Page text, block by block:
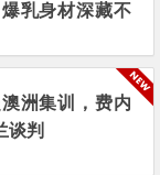
乳身材深藏不
洲集训，费内
谈判